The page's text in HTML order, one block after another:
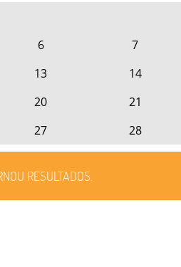
6 7
13 14
20 21
27 28
RESULTADOS.